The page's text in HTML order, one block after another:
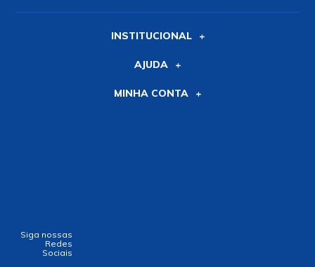
INSTITUCIONAL
AJUDA
MINHA CONTA
Siga nossas
Redes
Sociais